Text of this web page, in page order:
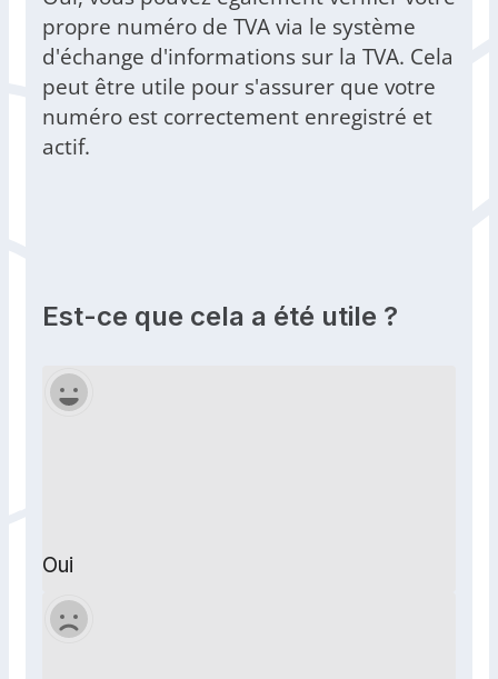
propre numéro de TVA via le système
d'échange d'informations sur la TVA. Cela
peut être utile pour s'assurer que votre
numéro est correctement enregistré et
actif.
Est-ce que cela a été utile ?
Oui